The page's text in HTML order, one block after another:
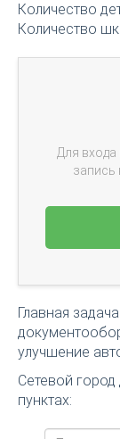
Количество
Количество
Для входа
запись
Главная
улучшение
Сетевой
пунктах: